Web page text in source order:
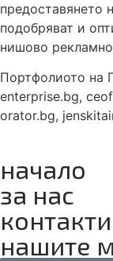
предоставянето
подобряват и
нишово
Портфолиото на
enterprise.bg,
orator.bg,
начало
за нас
контакти
нашите